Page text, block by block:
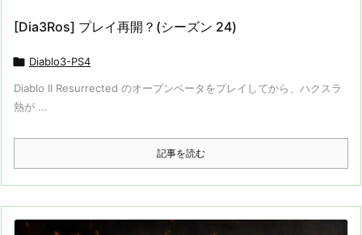
[Dia3Ros] プレイ再開？(シーズン 24)
 Diablo3-PS4
Diablo II Resurrected のオープンベータをプレイしてから、ハクスラ
熱が ...
記事を読む